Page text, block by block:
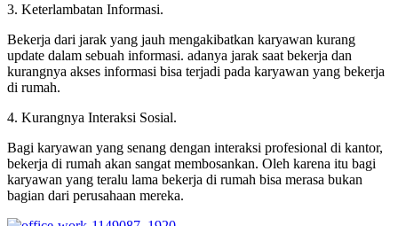
3. Keterlambatan Informasi.
Bekerja dari jarak yang jauh mengakibatkan karyawan kurang
update dalam sebuah informasi. adanya jarak saat bekerja dan
kurangnya akses informasi bisa terjadi pada karyawan yang bekerja
di rumah.
4. Kurangnya Interaksi Sosial.
Bagi karyawan yang senang dengan interaksi profesional di kantor,
bekerja di rumah akan sangat membosankan. Oleh karena itu bagi
karyawan yang teralu lama bekerja di rumah bisa merasa bukan
bagian dari perusahaan mereka.